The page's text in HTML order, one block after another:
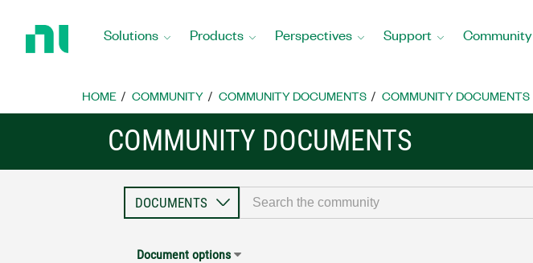
Home
Solutions Products Perspectives Support Community
HOME COMMUNITY COMMUNITY DOCUMENTS COMMUNITY DOCUMENTS
COMMUNITY DOCUMENTS
Document options